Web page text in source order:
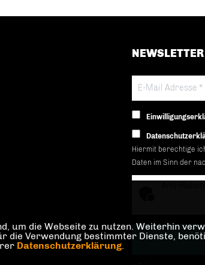
Hiermit berechtige
Daten im Sinn der
um die Webseite zu nutzen. Weiterhin
die Verwendung bestimmter Dienste,
Datenschutzerklärung.